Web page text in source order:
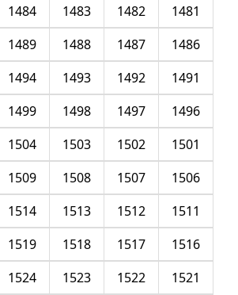
1481
1482
1483
1484
1486
1487
1488
1489
1491
1492
1493
1494
1496
1497
1498
1499
1501
1502
1503
1504
1506
1507
1508
1509
1511
1512
1513
1514
1516
1517
1518
1519
1521
1522
1523
1524